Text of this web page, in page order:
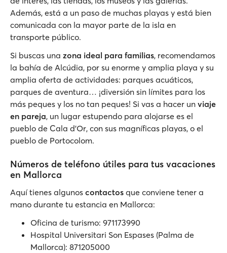
Además, está a un paso de muchas playas y está bien
comunicada con la mayor parte de la isla en
transporte público.
Si buscas una zona ideal para familias, recomendamos
la bahía de Alcúdia, por su enorme y amplia playa y su
amplia oferta de actividades: parques acuáticos,
parques de aventura… ¡diversión sin límites para los
más peques y los no tan peques! Si vas a hacer un viaje
en pareja, un lugar estupendo para alojarse es el
pueblo de Cala d'Or, con sus magníficas playas, o el
pueblo de Portocolom.
Números de teléfono útiles para tus vacaciones
en Mallorca
Aquí tienes algunos contactos que conviene tener a
mano durante tu estancia en Mallorca:
Oficina de turismo: 971173990
Hospital Universitari Son Espases (Palma de
Mallorca): 871205000